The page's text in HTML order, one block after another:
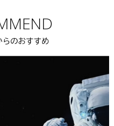
らのおすすめ